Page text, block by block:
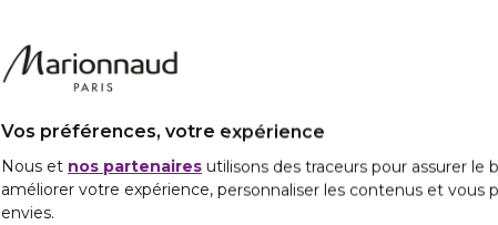
Vos préférences, votre expérience
Nous et nos partenaires utilisons des traceurs pour assurer
améliorer votre expérience, personnaliser les contenus et vous
envies.